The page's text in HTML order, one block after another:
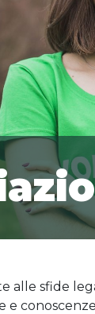
alle sfide
e